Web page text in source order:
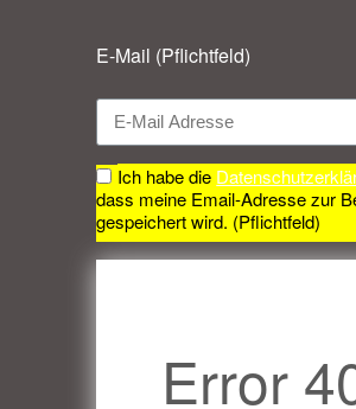
E-Mail (Pflichtfeld)
Ich habe die
dass meine Email-Adresse zur
gespeichert wird. (Pflichtfeld)
Error